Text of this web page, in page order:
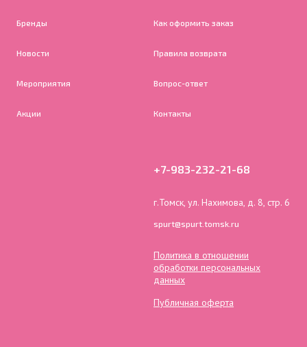
Бренды
Новости
Мероприятия
Акции
Как оформить заказ
Правила возврата
Вопрос-ответ
Контакты
+7-983-232-21-68
г.Томск, ул. Нахимова, д. 8, стр. 6
spurt@spurt.tomsk.ru
Политика в отношении
обработки персональных
данных
Публичная оферта